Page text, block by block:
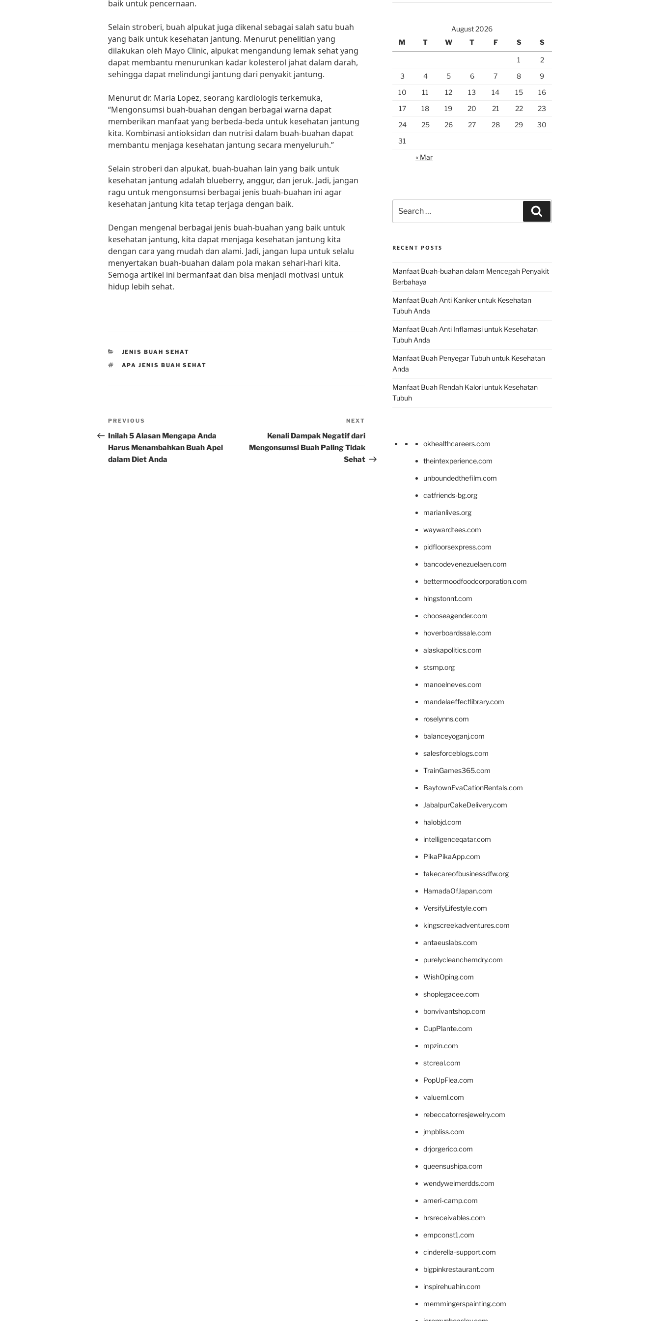
baik untuk pencernaan.
Selain stroberi, buah alpukat juga dikenal sebagai salah satu buah
yang baik untuk kesehatan jantung. Menurut penelitian yang
dilakukan oleh Mayo Clinic, alpukat mengandung lemak sehat yang
dapat membantu menurunkan kadar kolesterol jahat dalam darah,
sehingga dapat melindungi jantung dari penyakit jantung.
Menurut dr. Maria Lopez, seorang kardiologis terkemuka,
“Mengonsumsi buah-buahan dengan berbagai warna dapat
memberikan manfaat yang berbeda-beda untuk kesehatan jantung
kita. Kombinasi antioksidan dan nutrisi dalam buah-buahan dapat
membantu menjaga kesehatan jantung secara menyeluruh.”
Selain stroberi dan alpukat, buah-buahan lain yang baik untuk
kesehatan jantung adalah blueberry, anggur, dan jeruk. Jadi, jangan
ragu untuk mengonsumsi berbagai jenis buah-buahan ini agar
kesehatan jantung kita tetap terjaga dengan baik.
Dengan mengenal berbagai jenis buah-buahan yang baik untuk
kesehatan jantung, kita dapat menjaga kesehatan jantung kita
dengan cara yang mudah dan alami. Jadi, jangan lupa untuk selalu
menyertakan buah-buahan dalam pola makan sehari-hari kita.
Semoga artikel ini bermanfaat dan bisa menjadi motivasi untuk
hidup lebih sehat.
CATEGORIES
JENIS BUAH SEHAT
TAGS
APA JENIS BUAH SEHAT
Post
navigation
Previous
Post
PREVIOUS
Inilah 5 Alasan Mengapa Anda
Harus Menambahkan Buah Apel
dalam Diet Anda
Post
NEXT
Kenali Dampak Negatif dari
Mengonsumsi Buah Paling Tidak
Sehat
August 2026
M
T W T F S S
1
2
3
4 5 6 7 8
9
10
11 12 13 14 15
16
17
18 19 20 21 22
23
24
25 26 27 28 29
30
31
« Mar
for:
RECENT POSTS
Manfaat Buah-buahan dalam Mencegah Penyakit
Berbahaya
Manfaat Buah Anti Kanker untuk Kesehatan
Tubuh Anda
Manfaat Buah Anti Inflamasi untuk Kesehatan
Tubuh Anda
Manfaat Buah Penyegar Tubuh untuk Kesehatan
Anda
Manfaat Buah Rendah Kalori untuk Kesehatan
Tubuh
okhealthcareers.com
theintexperience.com
unboundedthefilm.com
catfriends-bg.org
marianlives.org
waywardtees.com
pidfloorsexpress.com
bancodevenezuelaen.com
bettermoodfoodcorporation.com
hingstonnt.com
chooseagender.com
hoverboardssale.com
alaskapolitics.com
stsmp.org
manoelneves.com
mandelaeffectlibrary.com
roselynns.com
balanceyoganj.com
salesforceblogs.com
TrainGames365.com
BaytownEvaCationRentals.com
JabalpurCakeDelivery.com
halobjd.com
intelligenceqatar.com
PikaPikaApp.com
takecareofbusinessdfw.org
HamadaOfJapan.com
VersifyLifestyle.com
kingscreekadventures.com
antaeuslabs.com
purelycleanchemdry.com
WishOping.com
shoplegacee.com
bonvivantshop.com
CupPlante.com
mpzin.com
stcreal.com
PopUpFlea.com
valueml.com
rebeccatorresjewelry.com
jmpbliss.com
drjorgerico.com
queensushipa.com
wendyweimerdds.com
ameri-camp.com
hrsreceivables.com
empconst1.com
cinderella-support.com
bigpinkrestaurant.com
inspirehuahin.com
memmingerspainting.com